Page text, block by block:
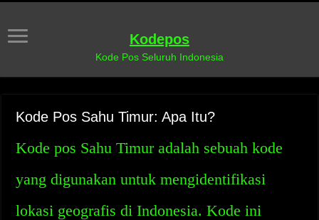
Kodepos
Kode Pos Seluruh Indonesia
Kode Pos Sahu Timur: Apa Itu?
Kode pos Sahu Timur adalah sebuah kode
yang digunakan untuk mengidentifikasi
lokasi geografis di Indonesia. Kode ini